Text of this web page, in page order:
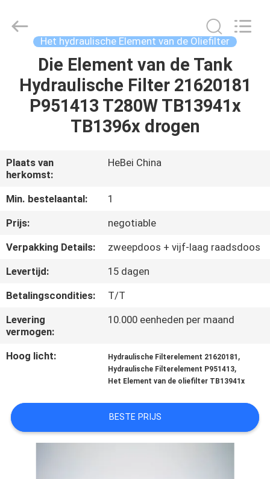
PRODUCTEN
ONGEVEER
ONS
FABRIEKSREIS
KWALITEITSCONTROLE
CONTACTEER
ONS
GEVALLEN
Het hydraulische Element van de Oliefilter
Die Element van de Tank
Hydraulische Filter 21620181
P951413 T280W TB13941x
TB1396x drogen
Plaats van
herkomst:
HeBei China
Min. bestelaantal:
1
Prijs:
negotiable
Verpakking Details:
zweepdoos + vijf-laag raadsdoos
Levertijd:
15 dagen
Betalingscondities:
T/T
Levering
vermogen:
10.000 eenheden per maand
Hoog licht: Hydraulische Filterelement 21620181 ,
Hydraulische Filterelement P951413,
Het Element van de oliefilter TB13941x
BESTE PRIJS